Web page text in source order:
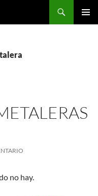
no hay.